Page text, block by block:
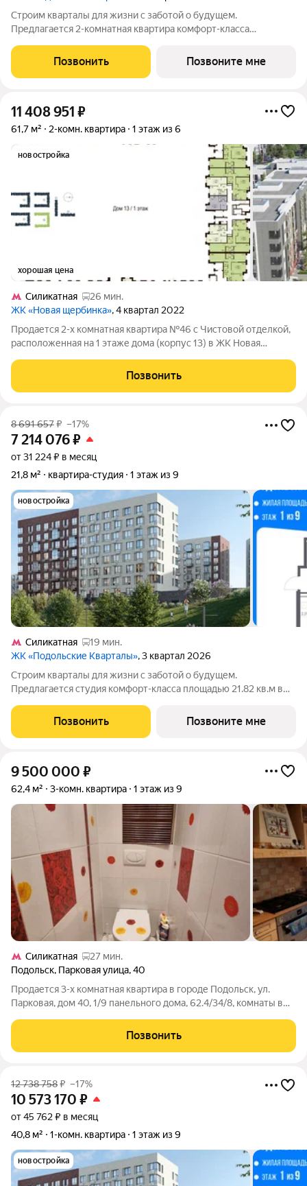
Строим кварталы для жизни с заботой о будущем.
Предлагается 2-комнатная квартира комфорт-класса
м этаже, в жилом комплексе "Подольские
Кварталы".Застройщик сдает квартиры с отделкой в
Позвонить Позвоните мне
11 408 951 ₽
61,7 м² 2-комн. квартира 1 этаж из 6
новостройка
хорошая цена
Силикатная
26 мин.
ЖК «Новая щербинка», 4 квартал 2022
Продается 2-х комнатная квартира №46 с Чистовой отделкой,
расположенная на 1 этаже дома (корпус 13) в ЖК Новая
СКИДКИ ДО 10%. Эксклюзивный дом комфорт-
класса.Окруженный лесным массивом, миниатюрный
Позвонить
8 691 657₽ –17%
7 214 076₽
от 31 224 ₽ в месяц
21,8 м²
квартира-студия 1 этаж из 9
новостройка
Силикатная
19 мин.
ЖК «Подольские Кварталы», 3 квартал 2026
Строим кварталы для жизни с заботой о будущем.
Предлагается студия комфорт-класса площадью 21.82 кв.м в
комплексе "Подольские Кварталы".Застройщик сдает
квартиры с отделкой в нескольких вариантах:
Позвонить Позвоните мне
9 500 000 ₽
62,4 м² 3-комн. квартира 1 этаж из 9
Силикатная
27 мин.
Подольск, Парковая улица,40
Продается 3-х комнатная квартира в городе Подольск, ул.
Парковая, дом 40, 1/9 панельного дома, 62.4/34/8, комнаты в
раздельный санузел, лоджия застеклена. Хороший район с
развитой инфраструктурой,
Позвонить
12 738 758₽ –17%
10 573 170 ₽
от 45 762 ₽ в месяц
40,8 м²
1-комн. квартира 1 этаж из 9
новостройка